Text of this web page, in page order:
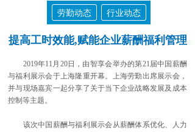
劳勤动态 行业动态
提高工时效能,赋能企业薪酬福利管理
2019年11月20日，由智享会举办的第21届中国薪酬
与福利展示会于上海隆重开幕。上海劳勤出席展示会，
并与现场嘉宾一起分享了关于当下企业战略发展及成本
控制等主题。
该次中国薪酬与福利展示会从薪酬体系优化、人力